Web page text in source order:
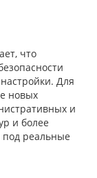
что
Для
новых
и
и более
под реальные